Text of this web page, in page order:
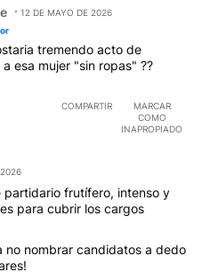
12 DE MAYO DE 2026
tremendo acto de
esa mujer "sin ropas" ??
COMPARTIR
MARCAR
COMO
INAPROPIADO
partidario frutífero, intenso y
para cubrir los cargos
no nombrar candidatos a dedo